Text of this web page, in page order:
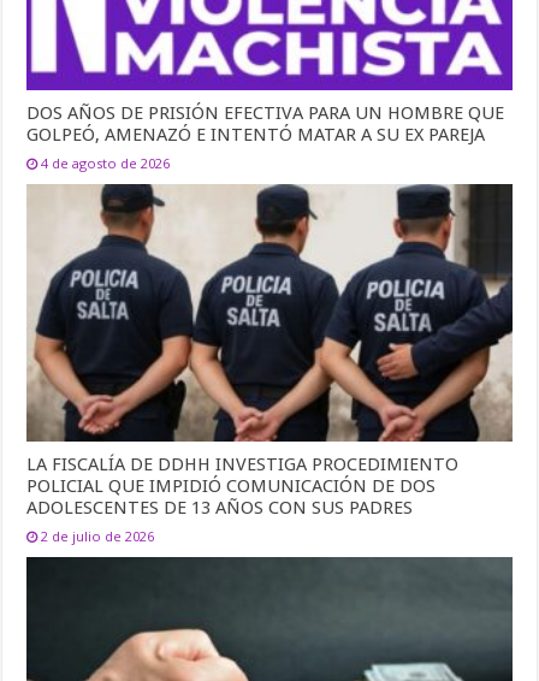
DOS AÑOS DE PRISIÓN EFECTIVA PARA UN HOMBRE QUE
GOLPEÓ, AMENAZÓ E INTENTÓ MATAR A SU EX PAREJA
4 de agosto de 2026
LA FISCALÍA DE DDHH INVESTIGA PROCEDIMIENTO
POLICIAL QUE IMPIDIÓ COMUNICACIÓN DE DOS
ADOLESCENTES DE 13 AÑOS CON SUS PADRES
2 de julio de 2026